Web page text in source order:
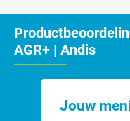
AGR+ | Andis
Jouw